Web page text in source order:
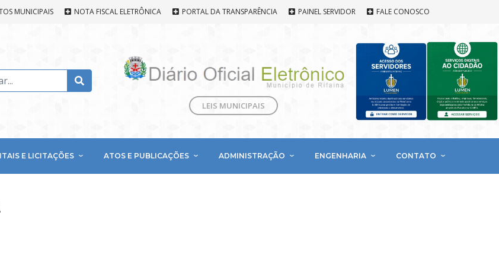
MUNICIPAIS NOTA FISCAL ELETRÔNICA PORTAL DA TRANSPARÊNCIA PAINEL SERVIDOR FALE CONOSCO
LEIS MUNICIPAIS
E LICITAÇÕES ATOS E PUBLICAÇÕES ADMINISTRAÇÃO ENGENHARIA CONTATO